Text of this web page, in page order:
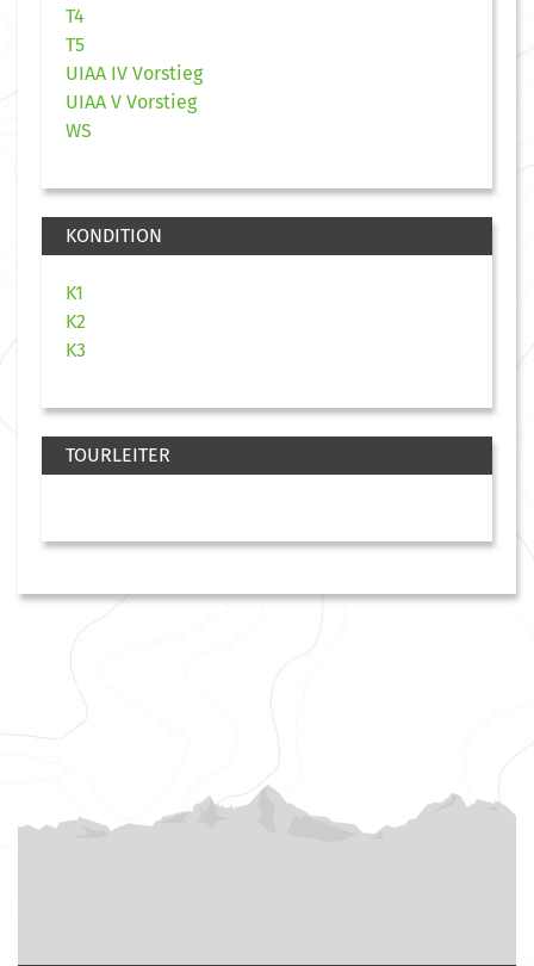
T4
T5
UIAA IV Vorstieg
UIAA V Vorstieg
WS
KONDITION
K1
K2
K3
TOURLEITER